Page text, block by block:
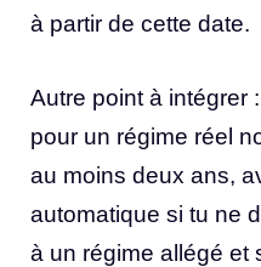
à partir de cette date.
Autre point à intégrer
pour un régime réel
au moins deux ans,
automatique si tu ne
à un régime allégé et